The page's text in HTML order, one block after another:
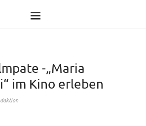
-„Maria
im Kino erleben